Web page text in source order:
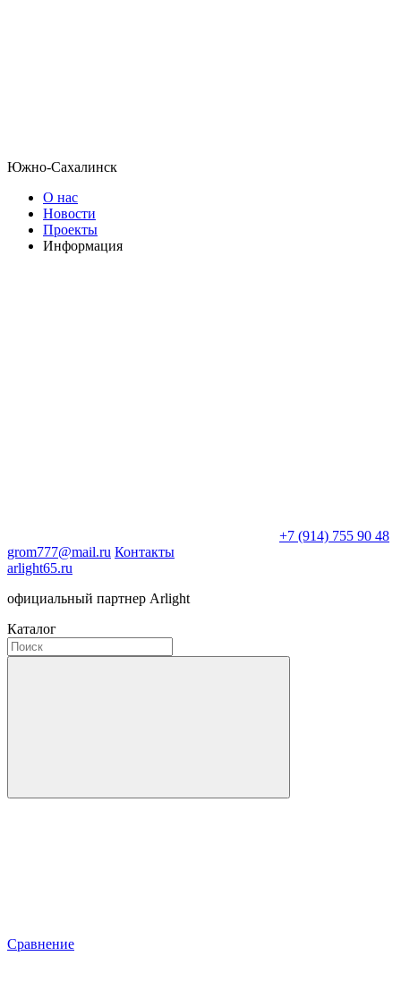
Южно-Сахалинск
О нас
Новости
Проекты
Информация
+7 (914) 755 90 48
grom777@mail.ru Контакты
arlight65.ru
официальный партнер Arlight
Каталог
Сравнение